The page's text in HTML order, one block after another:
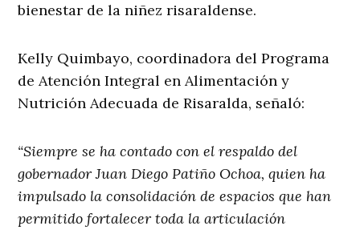
bienestar de la niñez risaraldense.
Kelly Quimbayo, coordinadora del Programa
de Atención Integral en Alimentación y
Nutrición Adecuada de Risaralda, señaló:
“Siempre se ha contado con el respaldo del
gobernador Juan Diego Patiño Ochoa, quien ha
impulsado la consolidación de espacios que han
permitido fortalecer toda la articulación